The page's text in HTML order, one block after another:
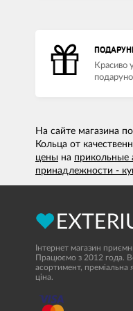
Красиво
На сайте магазина
Кольца от
цены на прикольные
принадлежности -
Інтернет магазин
Працюємо з 2012 года.
асортимент, преміальна
ціна.